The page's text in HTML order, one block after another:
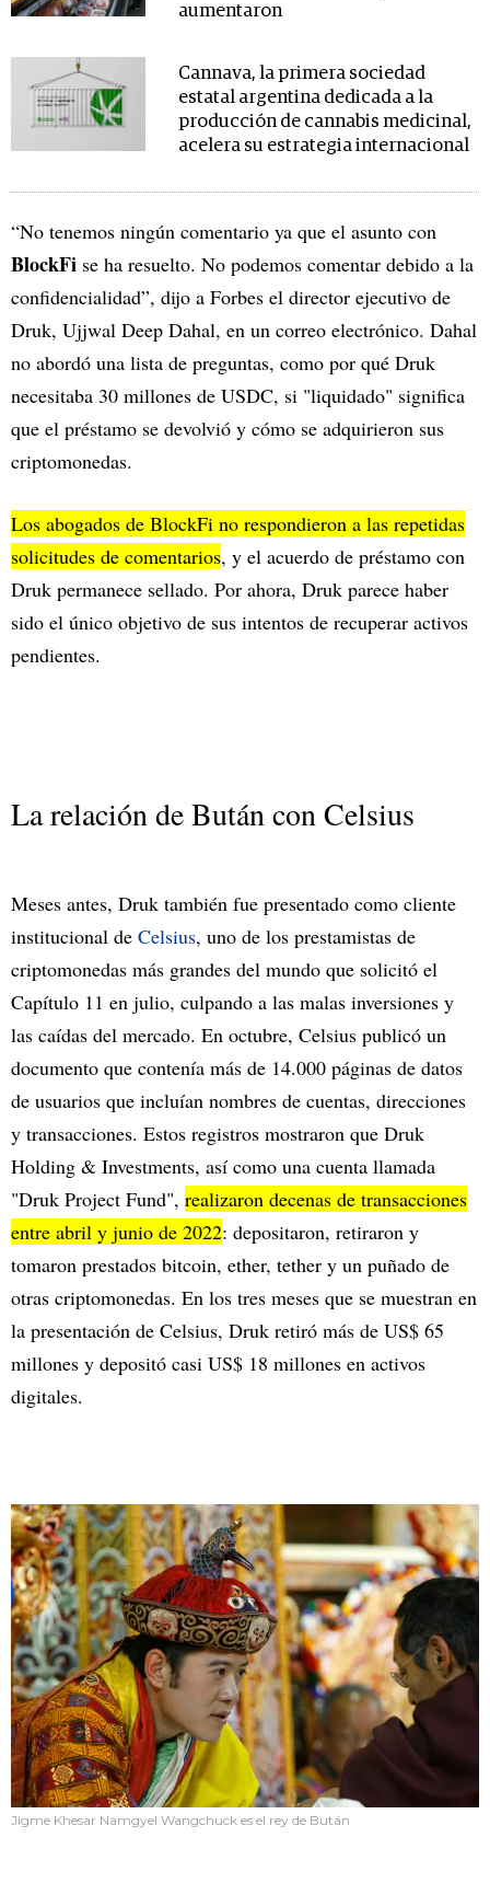
aumentaron
Cannava, la primera sociedad
estatal argentina dedicada a la
producción de cannabis medicinal,
acelera su estrategia internacional
“No tenemos ningún comentario ya que el asunto con
BlockFi se ha resuelto. No podemos comentar debido a la
confidencialidad”, dijo a Forbes el director ejecutivo de
Druk, Ujjwal Deep Dahal, en un correo electrónico. Dahal
no abordó una lista de preguntas, como por qué Druk
necesitaba 30 millones de USDC, si "liquidado" significa
que el préstamo se devolvió y cómo se adquirieron sus
criptomonedas.
Los abogados de BlockFi no respondieron a las repetidas
solicitudes de comentarios, y el acuerdo de préstamo con
Druk permanece sellado. Por ahora, Druk parece haber
sido el único objetivo de sus intentos de recuperar activos
pendientes.
La relación de Bután con Celsius
Meses antes, Druk también fue presentado como cliente
institucional de Celsius, uno de los prestamistas de
criptomonedas más grandes del mundo que solicitó el
Capítulo 11 en julio, culpando a las malas inversiones y
las caídas del mercado. En octubre, Celsius publicó un
documento que contenía más de 14.000 páginas de datos
de usuarios que incluían nombres de cuentas, direcciones
y transacciones. Estos registros mostraron que Druk
Holding & Investments, así como una cuenta llamada
"Druk Project Fund", realizaron decenas de transacciones
entre abril y junio de 2022: depositaron, retiraron y
tomaron prestados bitcoin, ether, tether y un puñado de
otras criptomonedas. En los tres meses que se muestran en
la presentación de Celsius, Druk retiró más de US$ 65
millones y depositó casi US$ 18 millones en activos
digitales.
Jigme Khesar Namgyel Wangchuck es el rey de Bután